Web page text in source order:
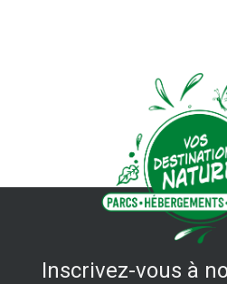
Inscrivez-vous à